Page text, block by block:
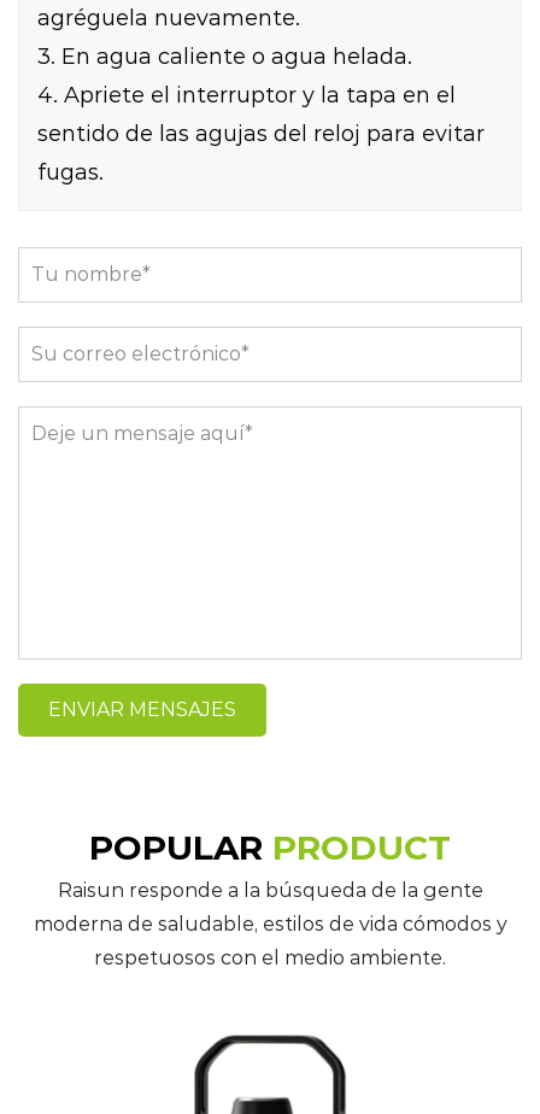
agréguela nuevamente.
3. En agua caliente o agua helada.
4. Apriete el interruptor y la tapa en el
sentido de las agujas del reloj para evitar
fugas.
POPULAR PRODUCT
Raisun responde a la búsqueda de la gente
moderna de saludable, estilos de vida cómodos y
respetuosos con el medio ambiente.